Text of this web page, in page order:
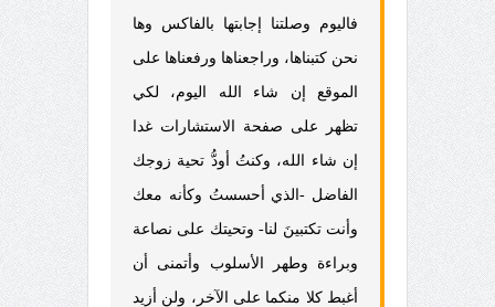
فاليوم وصلتنا إجابتها بالفاكس وها
نحن كتبناها، وراجعناها ورفعناها على
الموقع إن شاء الله اليوم، لكي
تظهر على صفحة الاستشارات غدا
إن شاء الله، وكنتُ أودُّ تحية زوجك
الفاضل -الذي أحسستُ وكأنه معك
وأنت تكتبينَ لنا- وتحيتك على نصاعة
وبراءة وطهر الأسلوب وأتمنى أن
أغبط كلا منكما على الآخر، ولن أزيد